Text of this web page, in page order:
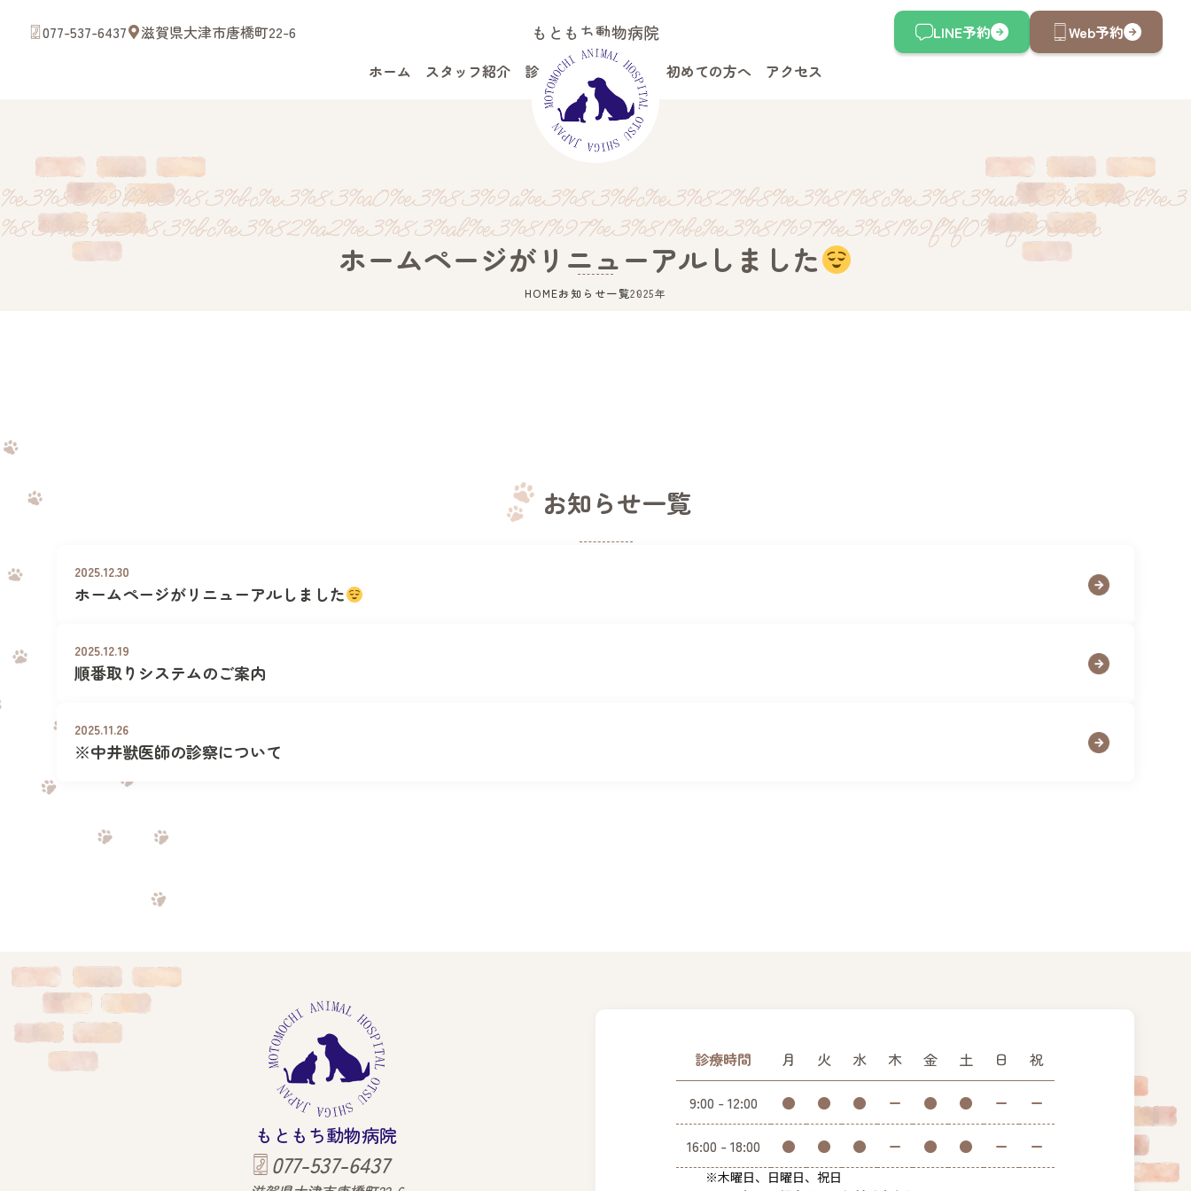
もともち動物病院
077-537-6437 滋賀県大津市唐橋町22-6 LINE予約
Web予約
ホーム
スタッフ紹介 診療案内 病院案内 初めての方へ アクセス
滋賀県大津市唐橋町22-6
%e3%83%9b%e3%83%bc%e3%83%a0%e3%83%9a%e3%83%bc%e3%82%b8%e3%81%8c%e3%83%aa%e3%83%8b%e3
%83%a5%e3%83%bc%e3%82%a2%e3%83%ab%e3%81%97%e3%81%be%e3%81%97%e3%81%9f%f0%9f%98%8c
ホームページがリニューアルしました
HOMEお知らせ一覧2025年
お知らせ一覧
2025.12.30
ホームページがリニューアルしました
2025.12.19
順番取りシステムのご案内
2025.11.26
※中井獣医師の診察について
もともち動物病院
077-537-6437
診療時間 月 火 水 木 金 土 日 祝
9:00 - 12:00 ● ● ● ー ● ● ー ー
16:00 - 18:00 ● ● ● ー ● ● ー ー
※木曜日、日曜日、祝日